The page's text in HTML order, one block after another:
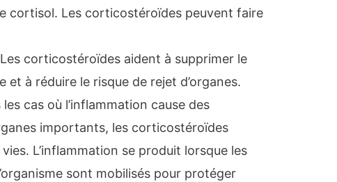
cortisol. Les corticostéroïdes peuvent faire
Les corticostéroïdes aident à supprimer le
et à réduire le risque de rejet d’organes.
les cas où l’inflammation cause des
importants, les corticostéroïdes
L’inflammation se produit lorsque les
sont mobilisés pour protéger